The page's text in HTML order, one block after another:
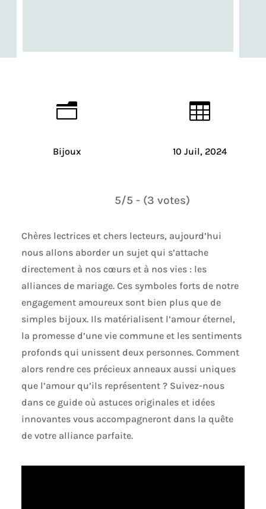
n
Bijoux

10 Juil, 2024
5/5 - (3 votes)
Chères lectrices et chers lecteurs, aujourd’hui
nous allons aborder un sujet qui s’attache
directement à nos cœurs et à nos vies : les
alliances de mariage. Ces symboles forts de notre
engagement amoureux sont bien plus que de
simples bijoux. Ils matérialisent l’amour éternel,
la promesse d’une vie commune et les sentiments
profonds qui unissent deux personnes. Comment
alors rendre ces précieux anneaux aussi uniques
que l’amour qu’ils représentent ? Suivez-nous
dans ce guide où astuces originales et idées
innovantes vous accompagneront dans la quête
de votre alliance parfaite.